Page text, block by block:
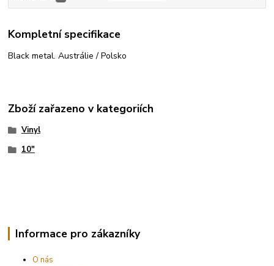
Kompletní specifikace
Black metal. Austrálie / Polsko
Zboží zařazeno v kategoriích
Vinyl
10"
Informace pro zákazníky
O nás